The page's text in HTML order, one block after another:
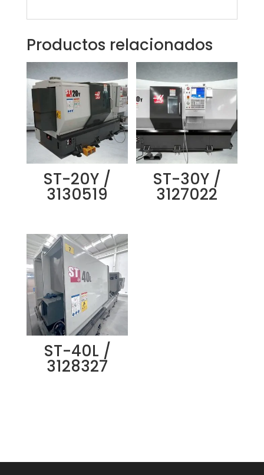
Productos relacionados
ST-20Y /
3130519
ST-30Y /
3127022
ST-40L /
3128327